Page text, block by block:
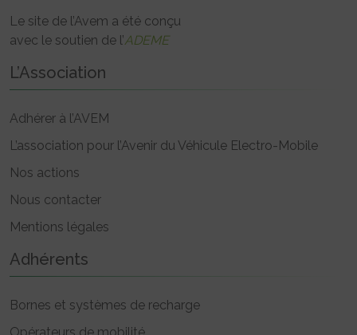
Le site de l’Avem a été conçu
avec le soutien de l’ADEME
L’Association
Adhérer à l’AVEM
L’association pour l’Avenir du Véhicule Electro-Mobile
Nos actions
Nous contacter
Mentions légales
Adhérents
Bornes et systèmes de recharge